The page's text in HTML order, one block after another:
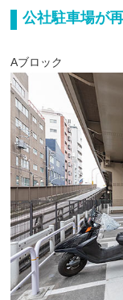
公社駐車場が再
Aブロック